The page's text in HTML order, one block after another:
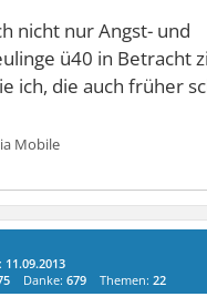
nicht nur Angst- und
ü40 in Betracht
ich, die auch früher
11.09.2013
Danke:679 Themen:22